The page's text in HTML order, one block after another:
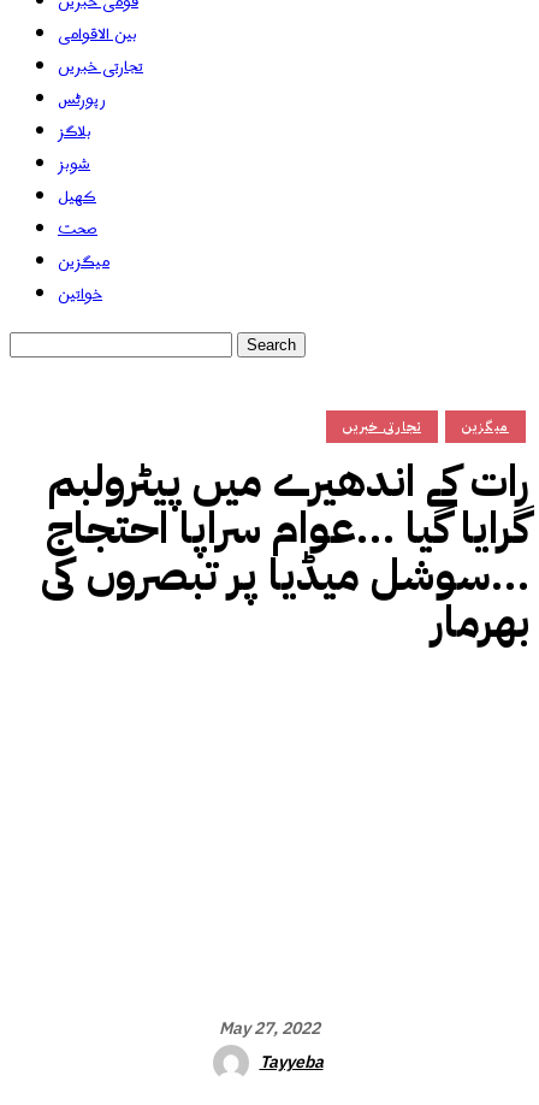
بین الاقوامی
تجارتی خبریں
رپورٹس
بلاگز
شوبز
کھیل
صحت
میگزین
خواتین
تجارتی خبریں میگزین
رات کے اندھیرے میں پیٹرولبم
گرایا گیا …عوام سراپا احتجاج
…سوشل میڈیا پر تبصروں کی
بھرمار
May 27, 2022
Tayyeba